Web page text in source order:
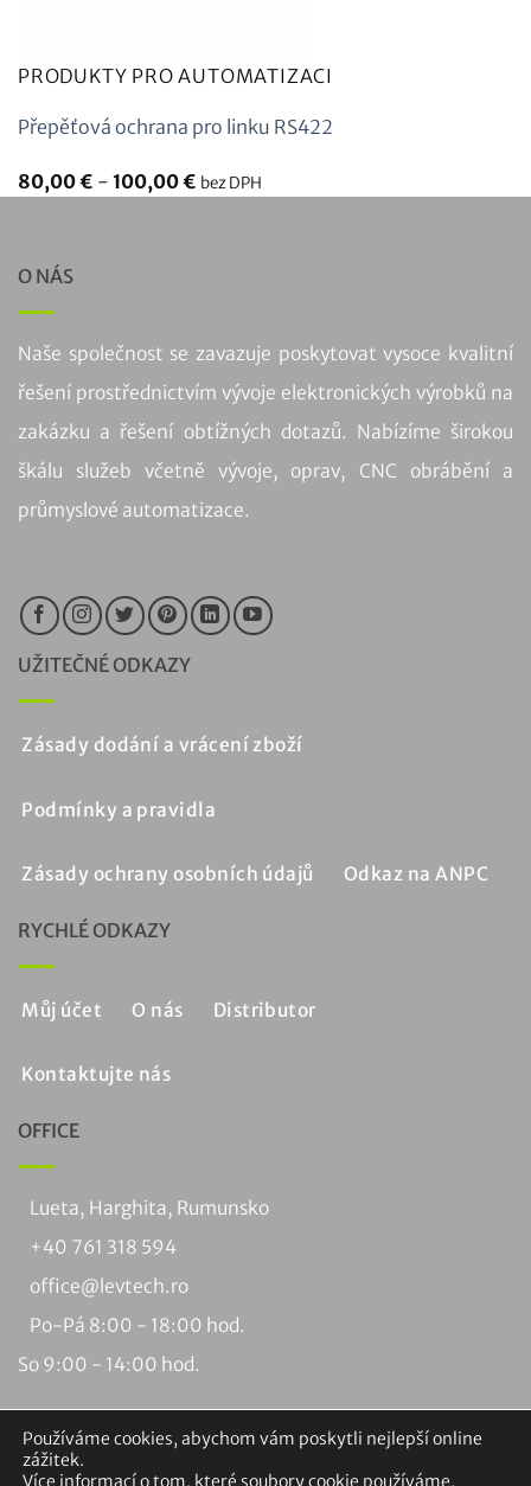
PRODUKTY PRO AUTOMATIZACI
Přepěťová ochrana pro linku RS422
80,00€ - 100,00€ bez DPH
O NÁS
Naše společnost se zavazuje poskytovat vysoce kvalitní
řešení prostřednictvím vývoje elektronických výrobků na
zakázku a řešení obtížných dotazů. Nabízíme širokou
škálu služeb včetně vývoje, oprav, CNC obrábění a
průmyslové automatizace.
UŽITEČNÉ ODKAZY
Zásady dodání a vrácení zboží
Podmínky a pravidla
Zásady ochrany osobních údajů Odkaz na ANPC
RYCHLÉ ODKAZY
Můj účet O nás Distributor
Kontaktujte nás
OFFICE
Lueta, Harghita, Rumunsko
+40 761 318 594
office@levtech.ro
Po-Pá 8:00 - 18:00 hod.
So 9:00 - 14:00 hod.
Používáme cookies, abychom vám poskytli nejlepší online
zážitek.
Více informací o tom, které soubory cookie používáme,